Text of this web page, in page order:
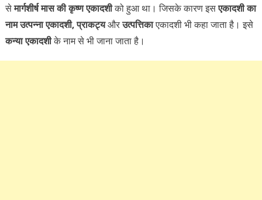
सेमार्गशीर्ष मास की कृष्ण एकादशीको हुआ था। जिसके कारण इसएकादशी का
नाम उत्पन्ना एकादशी, प्राकट्यऔरउत्पत्तिकाएकादशी भी कहा जाता है। इसे
कन्या एकादशीके नाम से भी जाना जाता है।